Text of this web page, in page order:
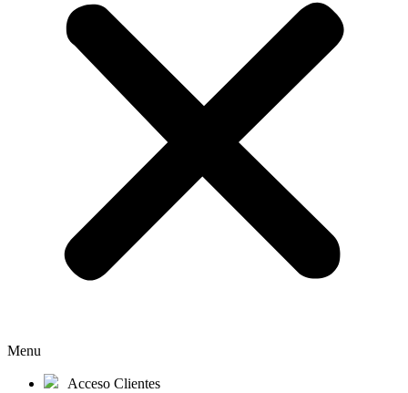
Menu
Acceso Clientes